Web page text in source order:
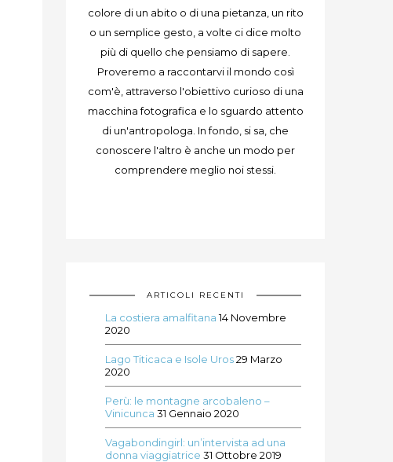
colore di un abito o di una pietanza, un rito
o un semplice gesto, a volte ci dice molto
più di quello che pensiamo di sapere.
Proveremo a raccontarvi il mondo così
com'è, attraverso l'obiettivo curioso di una
macchina fotografica e lo sguardo attento
di un'antropologa. In fondo, si sa, che
conoscere l'altro è anche un modo per
comprendere meglio noi stessi.
ARTICOLI RECENTI
La costiera amalfitana 14 Novembre
2020
Lago Titicaca e Isole Uros29 Marzo
2020
Perù: le montagne arcobaleno –
Vinicunca 31 Gennaio 2020
Vagabondingirl: un’intervista ad una
donna viaggiatrice 31 Ottobre 2019